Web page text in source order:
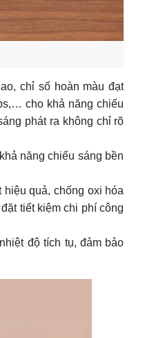
chỉ số hoàn màu đạt
cho khả năng chiếu
phát ra không chỉ rõ
năng chiếu sáng bền
hiệu quả, chống oxi hóa
tiết kiệm chi phí công
độ tích tụ, đảm bảo